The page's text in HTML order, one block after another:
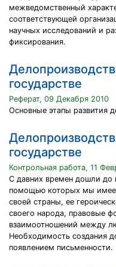
межведомственный
соответствующей
научных исследований и
фиксирования.
государстве
Реферат, 09 Декабря 2010
Основные этапы развития
государстве
Контрольная работа, 11
С давних времен дошли до
помощью которых мы
своей страны, ее
своего народа, правовые
взаимоотношений между
Необходимость создания
появлением письменности.